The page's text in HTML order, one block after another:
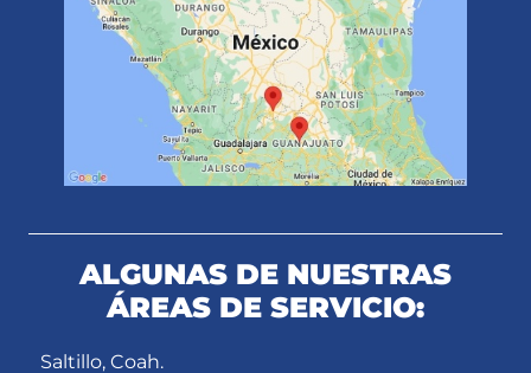
ALGUNAS DE NUESTRAS
ÁREAS DE SERVICIO:
Saltillo, Coah.